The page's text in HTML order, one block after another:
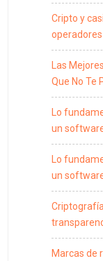
Cripto y
Las
Que No Te
Lo
un
Lo
un
Marcas de